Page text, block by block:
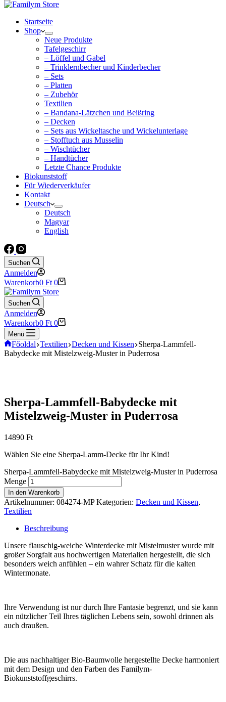
Startseite
Shop
Neue Produkte
Tafelgeschirr
– Löffel und Gabel
– Trinklernbecher und Kinderbecher
– Sets
– Platten
– Zubehör
Textilien
– Bandana-Lätzchen und Beißring
– Decken
– Sets aus Wickeltasche und Wickelunterlage
– Stofftuch aus Musselin
– Wischtücher
– Handtücher
Letzte Chance Produkte
Biokunststoff
Für Wiederverkäufer
Kontakt
Deutsch
Deutsch
Magyar
English
Suchen
Anmelden
Warenkorb0 Ft 0
Suchen
Anmelden
Warenkorb0 Ft 0
Menü
Főoldal Textilien Decken und Kissen Sherpa-Lammfell-
Babydecke mit Mistelzweig-Muster in Puderrosa
Sherpa-Lammfell-Babydecke mit
Mistelzweig-Muster in Puderrosa
14890 Ft
Wählen Sie eine Sherpa-Lamm-Decke für Ihr Kind!
Sherpa-Lammfell-Babydecke mit Mistelzweig-Muster in Puderrosa
Menge
In den Warenkorb
Artikelnummer: 084274-MP Kategorien: Decken und Kissen,
Textilien
Beschreibung
Unsere flauschig-weiche Winterdecke mit Mistelmuster wurde mit
großer Sorgfalt aus hochwertigen Materialien hergestellt, die sich
besonders weich anfühlen – ein wahrer Schatz für die kalten
Wintermonate.
Ihre Verwendung ist nur durch Ihre Fantasie begrenzt, und sie kann
ein nützlicher Teil Ihres täglichen Lebens sein, sowohl drinnen als
auch draußen.
Die aus nachhaltiger Bio-Baumwolle hergestellte Decke harmoniert
mit dem Design und den Farben des Familym-
Biokunststoffgeschirrs.